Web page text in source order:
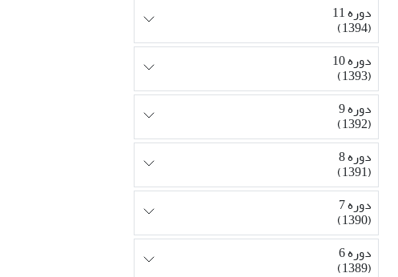
دوره 11
(1394)
دوره 10
(1393)
دوره 9
(1392)
دوره 8
(1391)
دوره 7
(1390)
دوره 6
(1389)